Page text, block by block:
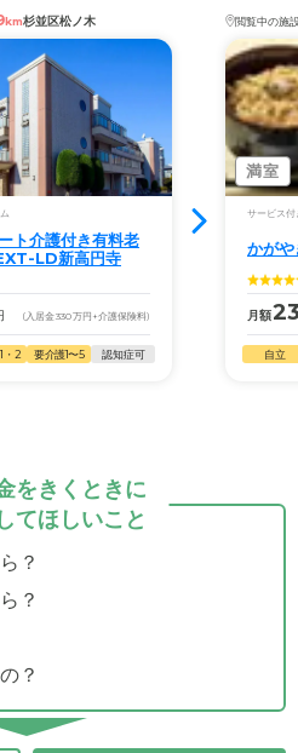
km杉並区松ノ木
ト介護付き有料老
LD新高円寺
(入居金330万円 +介護保険料)
・2 要介護1〜5 認知症可
閲覧中の施
満室
サービス付
かが
月額
自立
をきくときに
てほしいこと
？
？
？